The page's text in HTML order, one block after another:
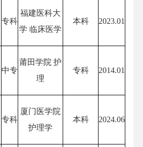
专科
福建医科大
学 临床医学
本科 2023.01
中专
莆田学院 护
理
专科 2014.01
专科
厦门医学院
护理学
本科 2024.06